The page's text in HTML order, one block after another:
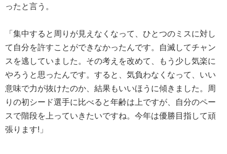
ったと言う。
「集中すると周りが見えなくなって、ひとつのミスに対し
て自分を許すことができなかったんです。自滅してチャン
スを逃していました。その考えを改めて、もう少し気楽に
やろうと思ったんです。すると、気負わなくなって、いい
意味で力が抜けたのか、結果もいいほうに傾きました。周
りの初シード選手に比べると年齢は上ですが、自分のペー
スで階段を上っていきたいですね。今年は優勝目指して頑
張ります!」